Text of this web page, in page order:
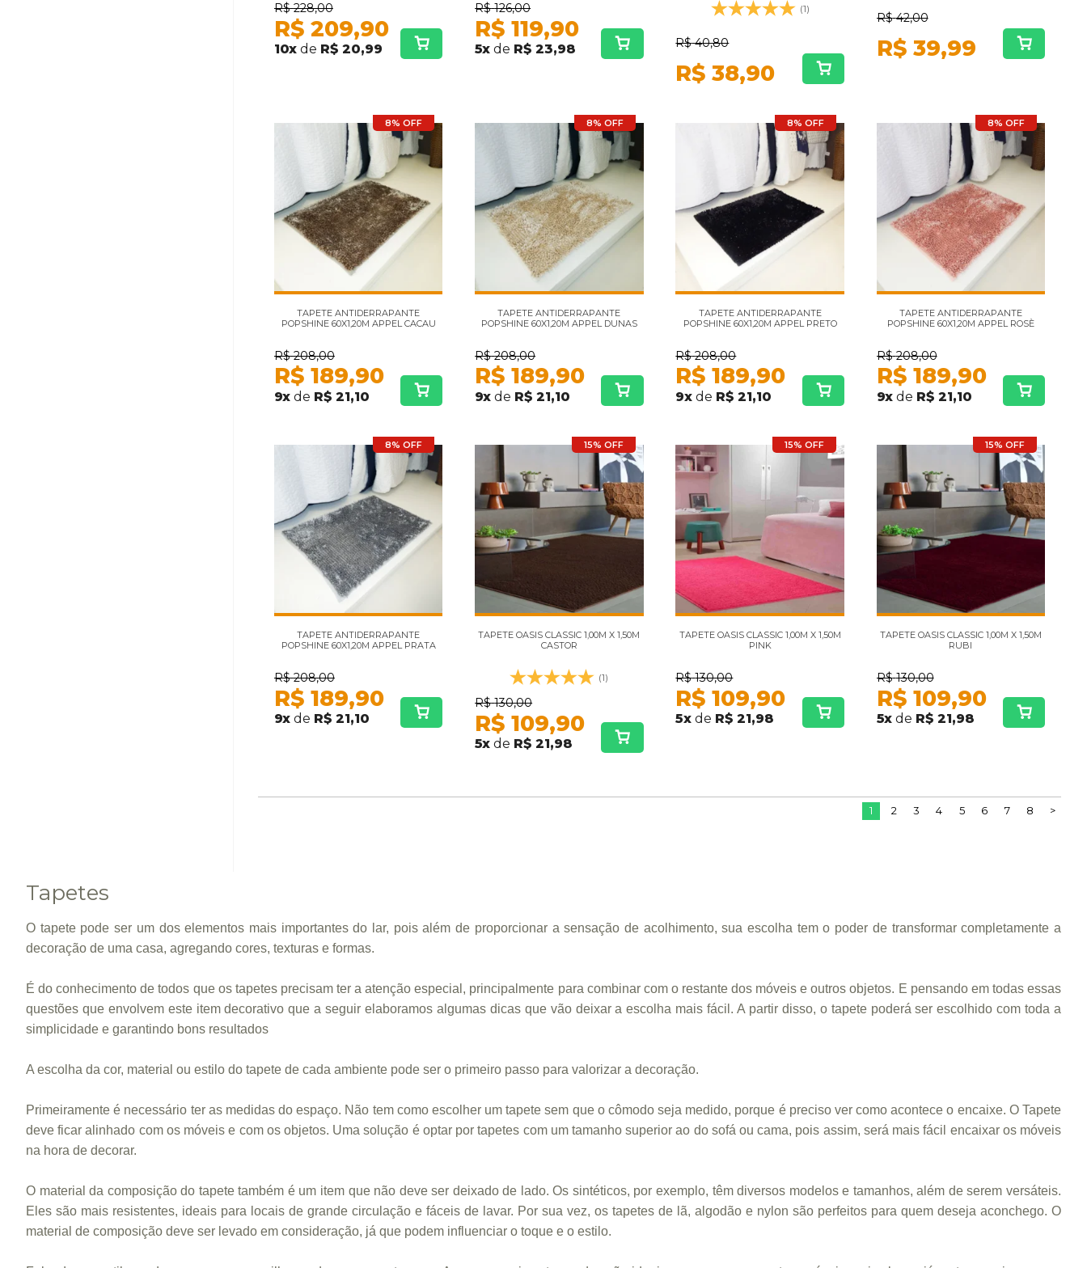
R$ 228,00
R$ 209,90
10x de R$ 20,99
R$ 126,00
R$ 119,90
5x de R$ 23,98
(1)
R$ 40,80
R$ 38,90
R$ 42,00
R$ 39,99
8% OFF
TAPETE ANTIDERRAPANTE
POPSHINE 60X1,20M APPEL CACAU
R$ 208,00
R$ 189,90
9x de R$ 21,10
8% OFF
TAPETE ANTIDERRAPANTE
POPSHINE 60X1,20M APPEL DUNAS
R$ 208,00
R$ 189,90
9x de R$ 21,10
8% OFF
TAPETE ANTIDERRAPANTE
POPSHINE 60X1,20M APPEL PRETO
R$ 208,00
R$ 189,90
9x de R$ 21,10
8% OFF
TAPETE ANTIDERRAPANTE
POPSHINE 60X1,20M APPEL ROSÈ
R$ 208,00
R$ 189,90
9x de R$ 21,10
8% OFF
TAPETE ANTIDERRAPANTE
POPSHINE 60X1,20M APPEL PRATA
R$ 208,00
R$ 189,90
9x de R$ 21,10
15% OFF
TAPETE OASIS CLASSIC 1,00M X 1,50M
CASTOR
(1)
R$ 130,00
R$ 109,90
5x de R$ 21,98
15% OFF
TAPETE OASIS CLASSIC 1,00M X 1,50M
PINK
R$ 130,00
R$ 109,90
5x de R$ 21,98
15% OFF
TAPETE OASIS CLASSIC 1,00M X 1,50M
RUBI
R$ 130,00
R$ 109,90
5x de R$ 21,98
1 2 3 4 5 6 7 8 >
Tapetes
O tapete pode ser um dos elementos mais importantes do lar, pois além de proporcionar a sensação de acolhimento, sua escolha tem o poder de transformar completamente a
decoração de uma casa, agregando cores, texturas e formas.
É do conhecimento de todos que os tapetes precisam ter a atenção especial, principalmente para combinar com o restante dos móveis e outros objetos. E pensando em todas essas
questões que envolvem este item decorativo que a seguir elaboramos algumas dicas que vão deixar a escolha mais fácil. A partir disso, o tapete poderá ser escolhido com toda a
simplicidade e garantindo bons resultados
A escolha da cor, material ou estilo do tapete de cada ambiente pode ser o primeiro passo para valorizar a decoração.
Primeiramente é necessário ter as medidas do espaço. Não tem como escolher um tapete sem que o cômodo seja medido, porque é preciso ver como acontece o encaixe. O Tapete
deve ficar alinhado com os móveis e com os objetos. Uma solução é optar por tapetes com um tamanho superior ao do sofá ou cama, pois assim, será mais fácil encaixar os móveis
na hora de decorar.
O material da composição do tapete também é um item que não deve ser deixado de lado. Os sintéticos, por exemplo, têm diversos modelos e tamanhos, além de serem versáteis.
Eles são mais resistentes, ideais para locais de grande circulação e fáceis de lavar. Por sua vez, os tapetes de lã, algodão e nylon são perfeitos para quem deseja aconchego. O
material de composição deve ser levado em consideração, já que podem influenciar o toque e o estilo.